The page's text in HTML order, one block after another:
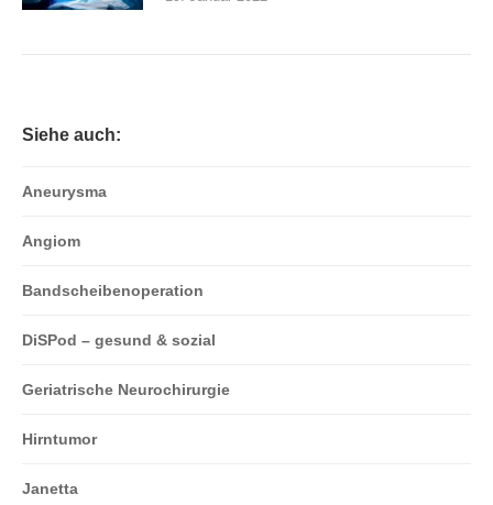
Siehe auch:
Aneurysma
Angiom
Bandscheibenoperation
DiSPod – gesund & sozial
Geriatrische Neurochirurgie
Hirntumor
Janetta